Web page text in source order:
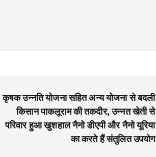
कृषक उन्नति योजना सहित अन्य योजना से बदली
किसान पाकलूराम की तकदीर, उन्नत खेती से
परिवार हुआ खुशहाल नैनो डीएपी और नैनो यूरिया
का करते हैं संतुलित उपयोग